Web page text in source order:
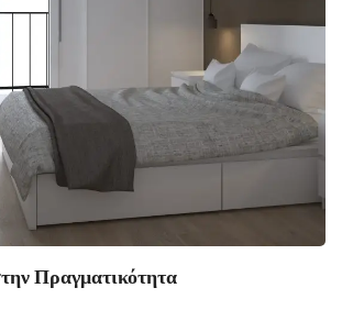
Πραγματικότητα